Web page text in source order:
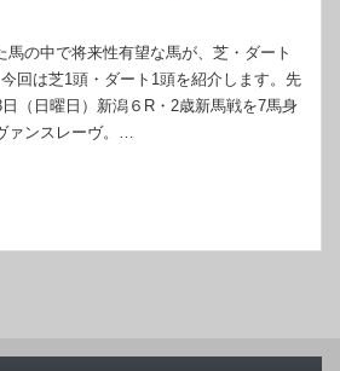
馬の中で将来性有望な馬が、芝・ダート
回は芝1頭・ダート1頭を紹介します。先
（日曜日）新潟６R・2歳新馬戦を7馬身
ァンスレーヴ。…